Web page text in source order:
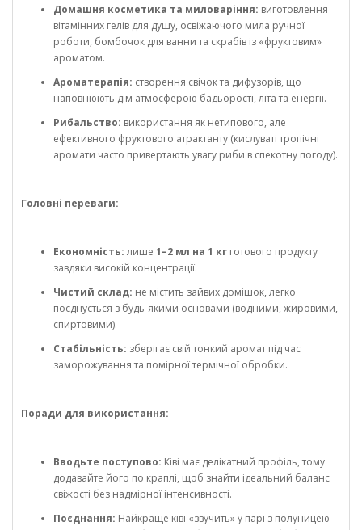
Домашня косметика та миловаріння: виготовлення
вітамінних гелів для душу, освіжаючого мила ручної
роботи, бомбочок для ванни та скрабів із «фруктовим»
ароматом.
Ароматерапія: створення свічок та дифузорів, що
наповнюють дім атмосферою бадьорості, літа та енергії.
Рибальство: використання як нетипового, але
ефективного фруктового атрактанту (кислуваті тропічні
аромати часто привертають увагу риби в спекотну погоду).
Головні переваги:
Економність: лише 1–2 мл на 1 кг готового продукту
завдяки високій концентрації.
Чистий склад: не містить зайвих домішок, легко
поєднується з будь-якими основами (водними, жировими,
спиртовими).
Стабільність: зберігає свій тонкий аромат під час
заморожування та помірної термічної обробки.
Поради для використання:
Вводьте поступово: Ківі має делікатний профіль, тому
додавайте його по краплі, щоб знайти ідеальний баланс
свіжості без надмірної інтенсивності.
Поєднання: Найкраще ківі «звучить» у парі з полуницею